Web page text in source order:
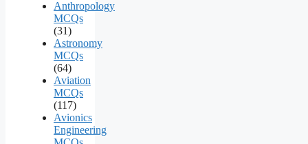
Anthropology
MCQs
(31)
Astronomy
MCQs
(64)
Aviation
MCQs
(117)
Avionics
Engineering